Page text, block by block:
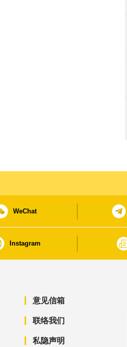
WeChat
Instagram
意见信箱
联络我们
私隐声明